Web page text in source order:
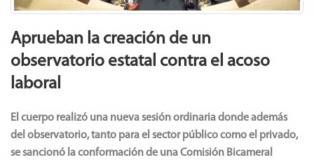
Aprueban la creación de un
observatorio estatal contra el acoso
laboral
El cuerpo realizó una nueva sesión ordinaria donde además
del observatorio, tanto para el sector público como el privado,
se sancionó la conformación de una Comisión Bicameral